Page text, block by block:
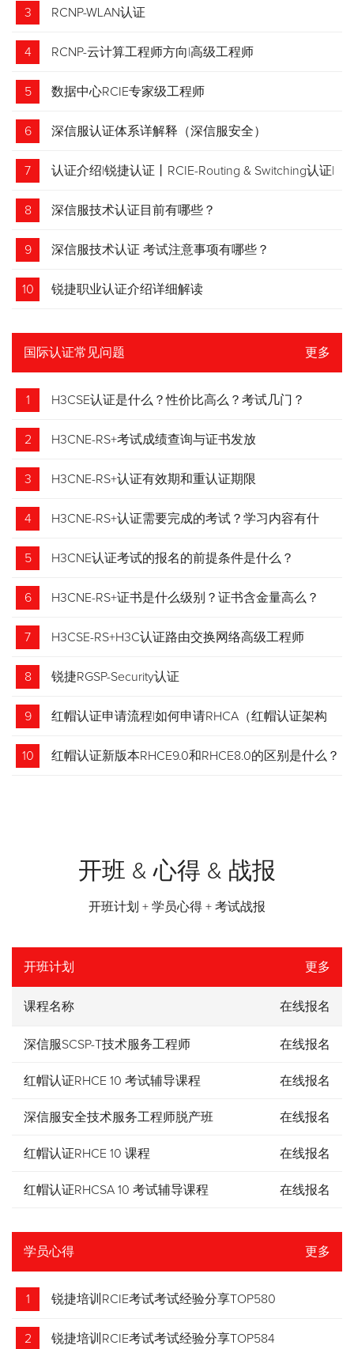
3 RCNP-WLAN认证
4 RCNP-云计算工程师方向|高级工程师
5 数据中心RCIE专家级工程师
6 深信服认证体系详解释（深信服安全）
7 认证介绍|锐捷认证丨RCIE-Routing & Switching认证|
专家级网络工程师
8 深信服技术认证目前有哪些？
9 深信服技术认证 考试注意事项有哪些？
10 锐捷职业认证介绍详细解读
国际认证常见问题 更多
1 H3CSE认证是什么？性价比高么？考试几门？
2 H3CNE-RS+考试成绩查询与证书发放
3 H3CNE-RS+认证有效期和重认证期限
4 H3CNE-RS+认证需要完成的考试？学习内容有什
么？
5 H3CNE认证考试的报名的前提条件是什么？
6 H3CNE-RS+证书是什么级别？证书含金量高么？
7 H3CSE-RS+H3C认证路由交换网络高级工程师
8 锐捷RGSP-Security认证
9 红帽认证申请流程|如何申请RHCA（红帽认证架构
师）证书？申请步骤请收藏！
10 红帽认证新版本RHCE9.0和RHCE8.0的区别是什么？
开班 & 心得 & 战报
开班计划 + 学员心得 + 考试战报
开班计划 更多
课程名称 在线报名
深信服SCSP-T技术服务工程师 在线报名
红帽认证RHCE 10 考试辅导课程 在线报名
深信服安全技术服务工程师脱产班 在线报名
红帽认证RHCE 10 课程 在线报名
红帽认证RHCSA 10 考试辅导课程 在线报名
学员心得 更多
1 锐捷培训RCIE考试考试经验分享TOP580
2 锐捷培训RCIE考试考试经验分享TOP584